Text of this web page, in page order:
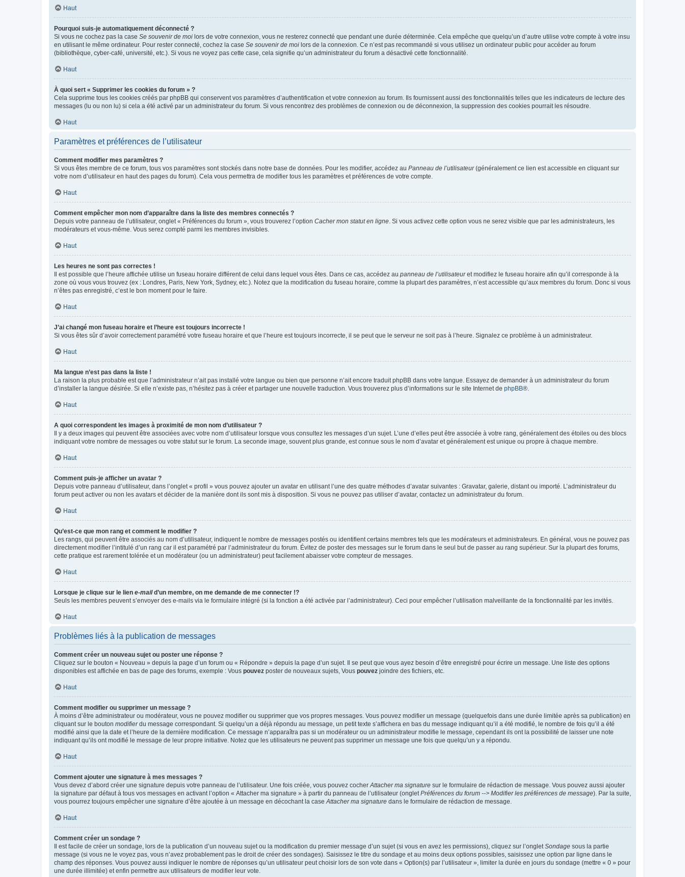
Haut
Pourquoi suis-je automatiquement déconnecté ?
Si vous ne cochez pas la case Se souvenir de moi lors de votre connexion, vous ne resterez connecté que pendant une durée déterminée. Cela empêche que quelqu’un d’autre utilise votre compte à votre insu
en utilisant le même ordinateur. Pour rester connecté, cochez la case Se souvenir de moi lors de la connexion. Ce n’est pas recommandé si vous utilisez un ordinateur public pour accéder au forum
(bibliothèque, cyber-café, université, etc.). Si vous ne voyez pas cette case, cela signifie qu’un administrateur du forum a désactivé cette fonctionnalité.
Haut
À quoi sert « Supprimer les cookies du forum » ?
Cela supprime tous les cookies créés par phpBB qui conservent vos paramètres d’authentification et votre connexion au forum. Ils fournissent aussi des fonctionnalités telles que les indicateurs de lecture des
messages (lu ou non lu) si cela a été activé par un administrateur du forum. Si vous rencontrez des problèmes de connexion ou de déconnexion, la suppression des cookies pourrait les résoudre.
Haut
Paramètres et préférences de l’utilisateur
Comment modifier mes paramètres ?
Si vous êtes membre de ce forum, tous vos paramètres sont stockés dans notre base de données. Pour les modifier, accédez au Panneau de l’utilisateur(généralement ce lien est accessible en cliquant sur
votre nom d’utilisateur en haut des pages du forum). Cela vous permettra de modifier tous les paramètres et préférences de votre compte.
Haut
Comment empêcher mon nom d’apparaître dans la liste des membres connectés ?
Depuis votre panneau de l’utilisateur, onglet « Préférences du forum », vous trouverez l’option Cacher mon statut en ligne . Si vous activez cette option vous ne serez visible que par les administrateurs, les
modérateurs et vous-même. Vous serez compté parmi les membres invisibles.
Haut
Les heures ne sont pas correctes !
Il est possible que l’heure affichée utilise un fuseau horaire différent de celui dans lequel vous êtes. Dans ce cas, accédez au panneau de l’utilisateuret modifiez le fuseau horaire afin qu’il corresponde à la
zone où vous vous trouvez (ex : Londres, Paris, New York, Sydney, etc.). Notez que la modification du fuseau horaire, comme la plupart des paramètres, n’est accessible qu’aux membres du forum. Donc si vous
n’êtes pas enregistré, c’est le bon moment pour le faire.
Haut
J’ai changé mon fuseau horaire et l’heure est toujours incorrecte !
Si vous êtes sûr d’avoir correctement paramétré votre fuseau horaire et que l’heure est toujours incorrecte, il se peut que le serveur ne soit pas à l’heure. Signalez ce problème à un administrateur.
Haut
Ma langue n’est pas dans la liste !
La raison la plus probable est que l’administrateur n’ait pas installé votre langue ou bien que personne n’ait encore traduit phpBB dans votre langue. Essayez de demander à un administrateur du forum
d’installer la langue désirée. Si elle n’existe pas, n’hésitez pas à créer et partager une nouvelle traduction. Vous trouverez plus d’informations sur le site Internet de phpBB®.
Haut
A quoi correspondent les images à proximité de mon nom d’utilisateur ?
Il y a deux images qui peuvent être associées avec votre nom d’utilisateur lorsque vous consultez les messages d’un sujet. L’une d’elles peut être associée à votre rang, généralement des étoiles ou des blocs
indiquant votre nombre de messages ou votre statut sur le forum. La seconde image, souvent plus grande, est connue sous le nom d’avatar et généralement est unique ou propre à chaque membre.
Haut
Comment puis-je afficher un avatar ?
Depuis votre panneau d’utilisateur, dans l’onglet « profil » vous pouvez ajouter un avatar en utilisant l’une des quatre méthodes d’avatar suivantes : Gravatar, galerie, distant ou importé. L’administrateur du
forum peut activer ou non les avatars et décider de la manière dont ils sont mis à disposition. Si vous ne pouvez pas utiliser d’avatar, contactez un administrateur du forum.
Haut
Qu’est-ce que mon rang et comment le modifier ?
Les rangs, qui peuvent être associés au nom d’utilisateur, indiquent le nombre de messages postés ou identifient certains membres tels que les modérateurs et administrateurs. En général, vous ne pouvez pas
directement modifier l’intitulé d’un rang car il est paramétré par l’administrateur du forum. Évitez de poster des messages sur le forum dans le seul but de passer au rang supérieur. Sur la plupart des forums,
cette pratique est rarement tolérée et un modérateur (ou un administrateur) peut facilement abaisser votre compteur de messages.
Haut
Lorsque je clique sur le lien e-maild’un membre, on me demande de me connecter !?
Seuls les membres peuvent s’envoyer des e-mails via le formulaire intégré (si la fonction a été activée par l’administrateur). Ceci pour empêcher l’utilisation malveillante de la fonctionnalité par les invités.
Haut
Problèmes liés à la publication de messages
Comment créer un nouveau sujet ou poster une réponse ?
Cliquez sur le bouton « Nouveau » depuis la page d’un forum ou « Répondre » depuis la page d’un sujet. Il se peut que vous ayez besoin d’être enregistré pour écrire un message. Une liste des options
disponibles est affichée en bas de page des forums, exemple : Vous pouvez poster de nouveaux sujets, Vous pouvez joindre des fichiers, etc.
Haut
Comment modifier ou supprimer un message ?
À moins d’être administrateur ou modérateur, vous ne pouvez modifier ou supprimer que vos propres messages. Vous pouvez modifier un message (quelquefois dans une durée limitée après sa publication) en
cliquant sur le bouton modifierdu message correspondant. Si quelqu’un a déjà répondu au message, un petit texte s’affichera en bas du message indiquant qu’il a été modifié, le nombre de fois qu’il a été
modifié ainsi que la date et l’heure de la dernière modification. Ce message n’apparaîtra pas si un modérateur ou un administrateur modifie le message, cependant ils ont la possibilité de laisser une note
indiquant qu’ils ont modifié le message de leur propre initiative. Notez que les utilisateurs ne peuvent pas supprimer un message une fois que quelqu’un y a répondu.
Haut
Comment ajouter une signature à mes messages ?
Vous devez d’abord créer une signature depuis votre panneau de l’utilisateur. Une fois créée, vous pouvez cocher Attacher ma signature sur le formulaire de rédaction de message. Vous pouvez aussi ajouter
la signature par défaut à tous vos messages en activant l’option « Attacher ma signature » à partir du panneau de l’utilisateur (onglet Préférences du forum --> Modifier les préférences de message). Par la suite,
vous pourrez toujours empêcher une signature d’être ajoutée à un message en décochant la case Attacher ma signature dans le formulaire de rédaction de message.
Haut
Comment créer un sondage ?
Il est facile de créer un sondage, lors de la publication d’un nouveau sujet ou la modification du premier message d’un sujet (si vous en avez les permissions), cliquez sur l’onglet Sondage sous la partie
message (si vous ne le voyez pas, vous n’avez probablement pas le droit de créer des sondages). Saisissez le titre du sondage et au moins deux options possibles, saisissez une option par ligne dans le
champ des réponses. Vous pouvez aussi indiquer le nombre de réponses qu’un utilisateur peut choisir lors de son vote dans « Option(s) par l’utilisateur », limiter la durée en jours du sondage (mettre « 0 » pour
une durée illimitée) et enfin permettre aux utilisateurs de modifier leur vote.